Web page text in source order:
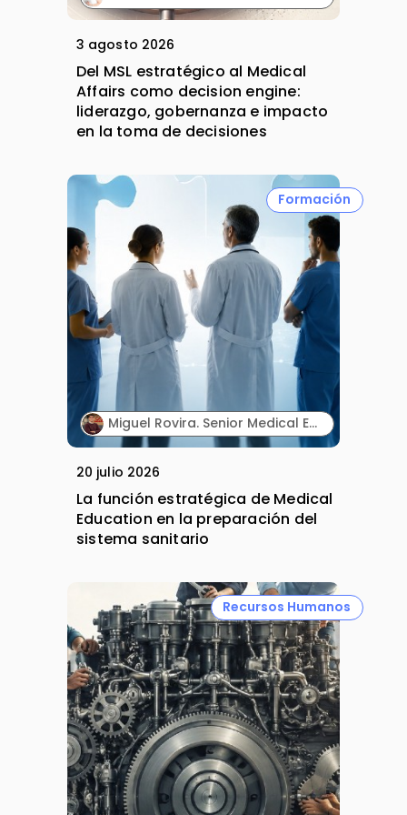
3 agosto 2026
Del MSL estratégico al Medical
Affairs como decision engine:
liderazgo, gobernanza e impacto
en la toma de decisiones
Formación
Miguel Rovira. Senior Medical Education Professional. Lilly.
20 julio 2026
La función estratégica de Medical
Education en la preparación del
sistema sanitario
Recursos Humanos